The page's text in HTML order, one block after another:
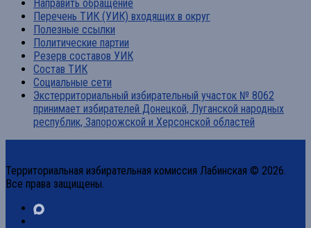
Направить обращение
Перечень ТИК (УИК) входящих в округ
Полезные ссылки
Политические партии
Резерв составов УИК
Состав ТИК
Социальные сети
Экстерриториальный избирательный участок № 8062
принимает избирателей Донецкой, Луганской народных
республик, Запорожской и Херсонской областей
Территориальная избирательная комиссия Лабинская © 2026.
Все права защищены.